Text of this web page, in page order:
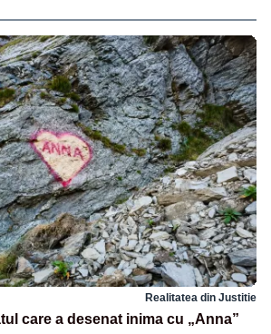
Realitatea din Justitie
care a desenat inima cu „Anna”